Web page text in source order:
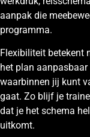
aanpak die
programma.
Flexibiliteit betekent
het plan aanpasbaar
waarbinnen jij kunt
gaat. Zo blijf je
dat je het schema
uitkomt.